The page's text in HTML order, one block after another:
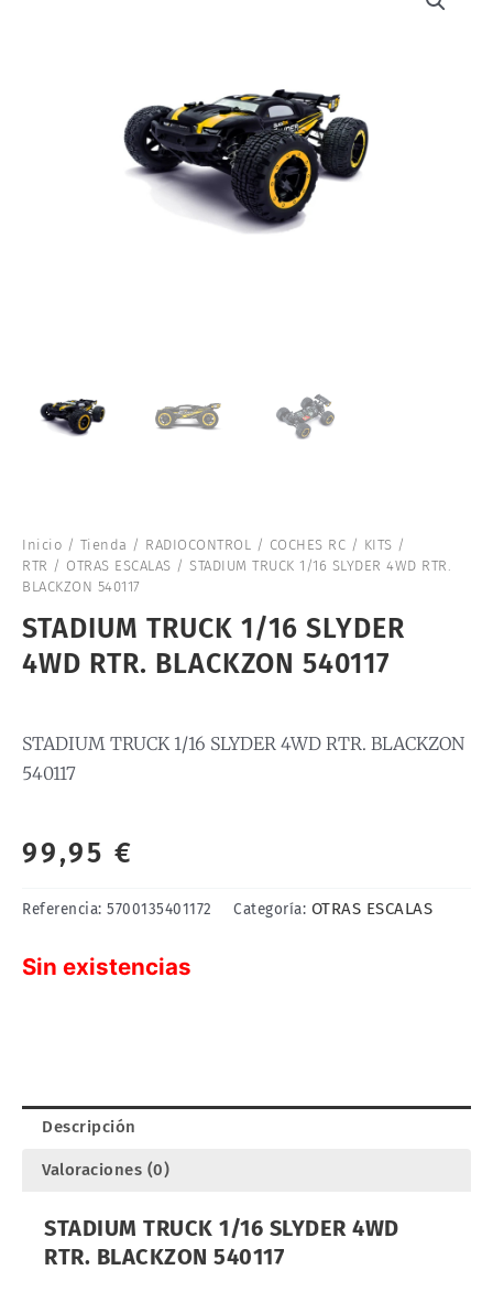
Inicio / Tienda / RADIOCONTROL / COCHES RC / KITS /
RTR / OTRAS ESCALAS / STADIUM TRUCK 1/16 SLYDER 4WD RTR.
BLACKZON 540117
STADIUM TRUCK 1/16 SLYDER
4WD RTR. BLACKZON 540117
STADIUM TRUCK 1/16 SLYDER 4WD RTR. BLACKZON
540117
99,95 €
Referencia: 5700135401172 Categoría: OTRAS ESCALAS
Sin existencias
Descripción
Valoraciones (0)
STADIUM TRUCK 1/16 SLYDER 4WD
RTR. BLACKZON 540117